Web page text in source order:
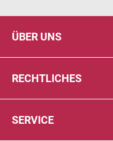
ÜBER UNS
RECHTLICHES
SERVICE